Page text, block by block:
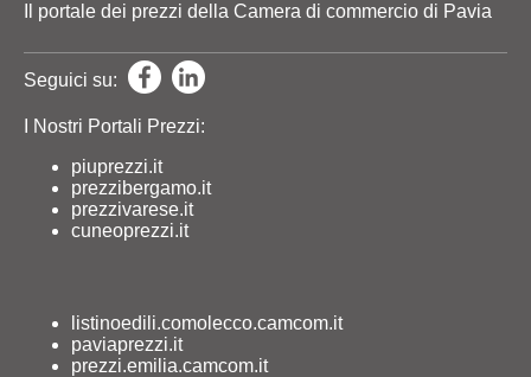
Il portale dei prezzi della Camera di commercio di Pavia
Seguici su:
I Nostri Portali Prezzi:
piuprezzi.it
prezzibergamo.it
prezzivarese.it
cuneoprezzi.it
listinoedili.comolecco.camcom.it
paviaprezzi.it
prezzi.emilia.camcom.it